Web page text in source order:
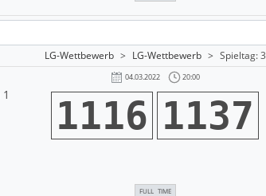
LG-Wettbewerb > LG-Wettbewerb > Spieltag: 3
04.03.2022 20:00
1116 1137
FULL TIME